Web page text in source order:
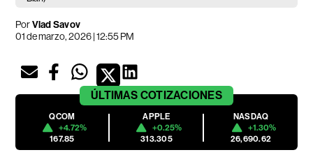
PorVlad Savov
01 de marzo, 2026 | 12:55 PM
ÚLTIMAS COTIZACIONES
QCOM
+4.72%
167.85
APPLE
+0.25%
313.305
NASDAQ
+1.30%
26,690.62